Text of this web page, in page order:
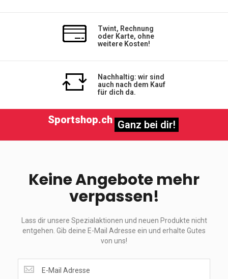
Twint, Rechnung
oder Karte, ohne
weitere Kosten!
Nachhaltig: wir sind
auch nach dem Kauf
für dich da.
Sportshop.ch Ganz bei dir!
Keine Angebote mehr
verpassen!
Lass dir unsere Spezialaktionen und neuen Produkte nicht
entgehen. Gib deine E-Mail Adresse ein und erhalte Gutes
von uns!
dir